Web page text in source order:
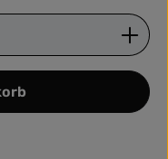
Wert ein